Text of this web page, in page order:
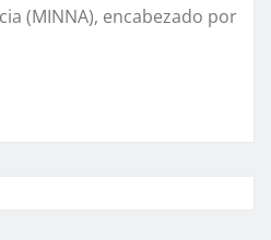
(MINNA), encabezado por